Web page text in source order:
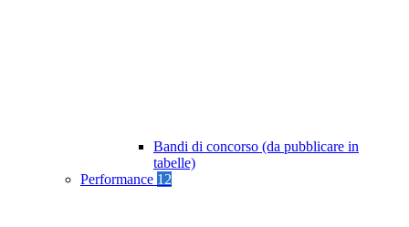
Bandi di concorso (da pubblicare in
tabelle)
Performance 12